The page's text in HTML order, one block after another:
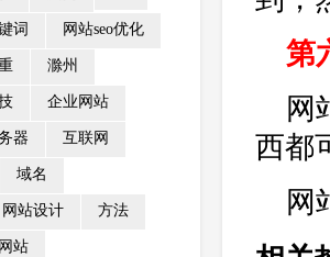
词 网站seo优化
滁州
企业网站
器 互联网
域名
网站设计 方法
站
第
网
西都
网